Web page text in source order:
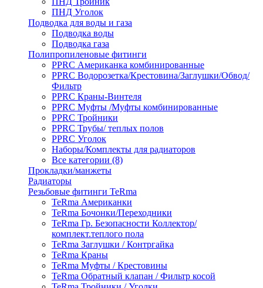
ПНД Уголок
Подводка для воды и газа
Подводка воды
Подводка газа
Полипропиленовые фитинги
PPRC Американка комбинированные
PPRC Водорозетка/Крестовина/Заглушки/Обвод/
Фильтр
PPRC Краны-Винтеля
PPRC Муфты /Муфты комбинированные
PPRC Тройники
PPRC Трубы/ теплых полов
PPRC Уголок
Наборы/Комплекты для радиаторов
Все категории (8)
Прокладки/манжеты
Радиаторы
Резьбовые фитинги TeRma
TeRma Американки
TeRma Бочонки/Переходники
TeRma Гр. Безопасности Коллектор/
комплект.теплого пола
TeRma Заглушки / Контргайка
TeRma Краны
TeRma Муфты / Крестовины
TeRma Обратный клапан / Фильтр косой